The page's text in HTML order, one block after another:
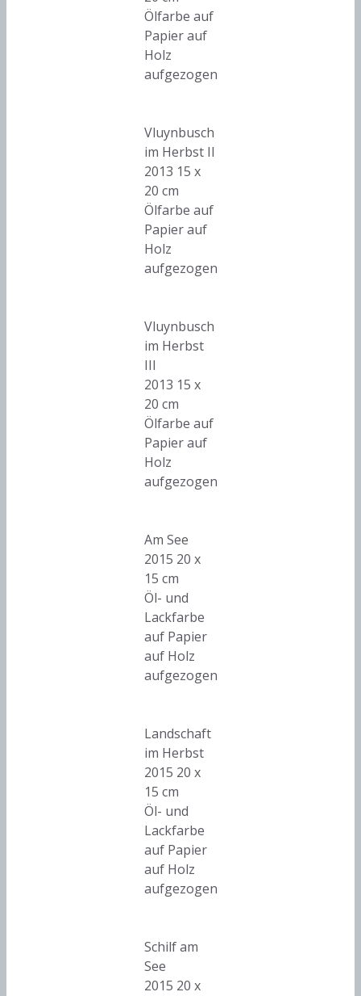
Ölfarbe auf
Papier auf
Holz
aufgezogen
Vluynbusch
im Herbst II
2013 15 x
20 cm
Ölfarbe auf
Papier auf
Holz
aufgezogen
Vluynbusch
im Herbst
III
2013 15 x
20 cm
Ölfarbe auf
Papier auf
Holz
aufgezogen
Am See
2015 20 x
15 cm
Öl- und
Lackfarbe
auf Papier
auf Holz
aufgezogen
Landschaft
im Herbst
2015 20 x
15 cm
Öl- und
Lackfarbe
auf Papier
auf Holz
aufgezogen
Schilf am
See
2015 20 x